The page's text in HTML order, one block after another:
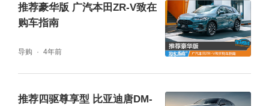
推荐豪华版 广汽本田ZR-V致在
购车指南
导购 4年前
推荐四驱尊享型 比亚迪唐DM-